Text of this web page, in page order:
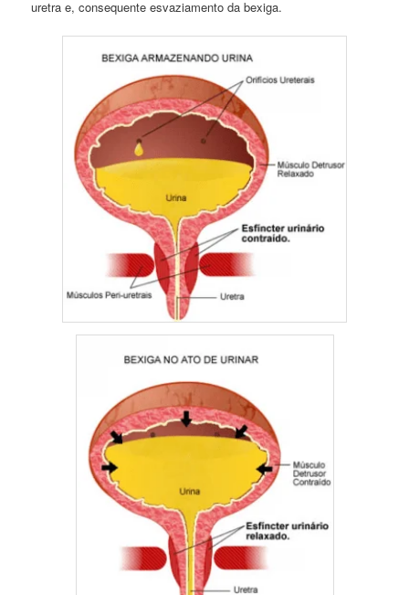
uretra e, consequente esvaziamento da bexiga.